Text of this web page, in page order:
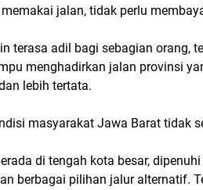
jalan, tidak perlu
terasa adil bagi sebagian orang,
menghadirkan jalan provinsi
lebih tertata.
masyarakat Jawa Barat tidak
di tengah kota besar,
berbagai pilihan jalur alternatif.